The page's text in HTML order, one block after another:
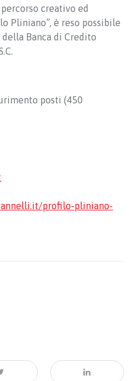
creativo ed
Pliniano”, è reso possibile
Banca di Credito
posti (450
profilo-pliniano-